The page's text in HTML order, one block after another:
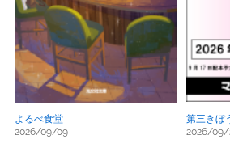
よるべ食堂
2026/09/09
第三きぼ
2026/09/